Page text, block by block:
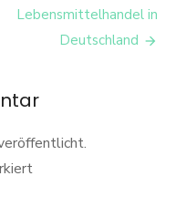
Lebensmittelhandel in
Deutschland